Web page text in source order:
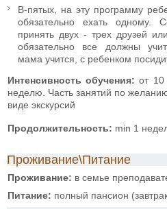
В-пятых, на эту программу
обязательно ехать одному.
принять двух - трех друзей
обязательно все должны
мама учится, с ребенком
Интенсивность обучения: от 10
неделю. Часть занятий по
виде экскурсий
Продолжительность: min 1
Проживание\Питание
Проживание: в семье
Питание: полный пансион